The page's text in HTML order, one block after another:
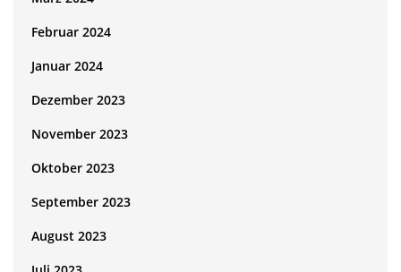
Februar 2024
Januar 2024
Dezember 2023
November 2023
Oktober 2023
September 2023
August 2023